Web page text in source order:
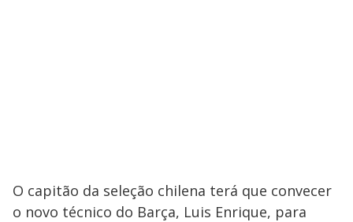
O capitão da seleção chilena terá que convecer
o novo técnico do Barça, Luis Enrique, para